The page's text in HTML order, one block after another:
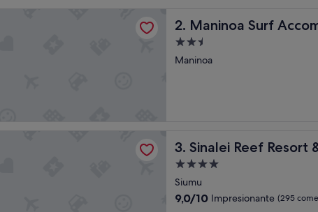
e
n
y
!
T
a
n
2. Maninoa Surf
Maninoa Surf
Alojamiento
de
Maninoa
3. Sinalei Reef Resort
Sinalei Reef Resort & Spa
Alojamiento
de
4.0 estrellas
Siumu
9.0
9,0/10 Impresionante (295